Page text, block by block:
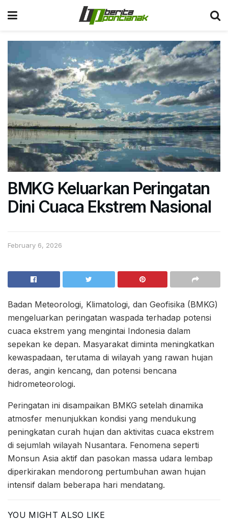
BMKG Keluarkan Peringatan
Dini Cuaca Ekstrem Nasional
February 6, 2026
Badan Meteorologi, Klimatologi, dan Geofisika (BMKG)
mengeluarkan peringatan waspada terhadap potensi
cuaca ekstrem yang mengintai Indonesia dalam
sepekan ke depan. Masyarakat diminta meningkatkan
kewaspadaan, terutama di wilayah yang rawan hujan
deras, angin kencang, dan potensi bencana
hidrometeorologi.
Peringatan ini disampaikan BMKG setelah dinamika
atmosfer menunjukkan kondisi yang mendukung
peningkatan curah hujan dan aktivitas cuaca ekstrem
di sejumlah wilayah Nusantara. Fenomena seperti
Monsun Asia aktif dan pasokan massa udara lembap
diperkirakan mendorong pertumbuhan awan hujan
intensif dalam beberapa hari mendatang.
YOU MIGHT ALSO LIKE